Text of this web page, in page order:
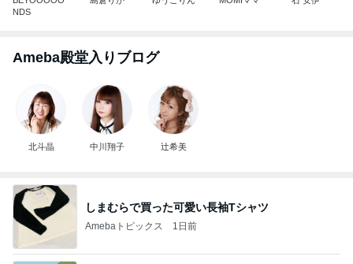
NDS
Ameba殿堂入りブログ
北斗晶 中川翔子 辻希美
しまむらで買った可愛い長袖Tシャツ
Amebaトピックス 1日前